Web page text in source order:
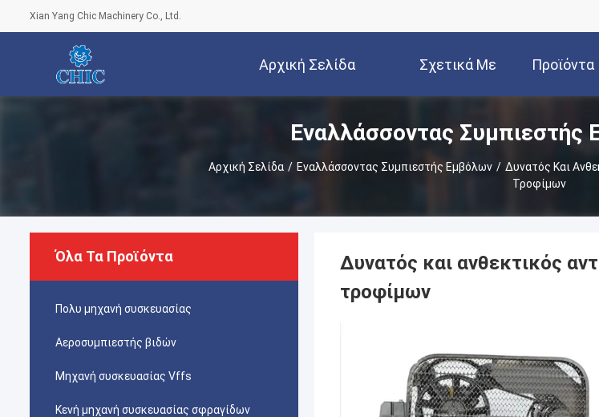
Xian Yang Chic Machinery Co., Ltd.
Αρχική Σελίδα Σχετικά Με
Εμάς
Προϊόντα
Εναλλάσσοντας Συμπιεστής
Αρχική Σελίδα / Εναλλάσσοντας Συμπιεστής Εμβόλων / Δυνατός Και
Τροφίμων
Όλα Τα Προϊόντα
Πολυ μηχανή συσκευασίας
Αεροσυμπιεστής βιδών
Μηχανή συσκευασίας Vffs
Κενή μηχανή συσκευασίας σφραγίδων
Δυνατός και ανθεκτικός
τροφίμων